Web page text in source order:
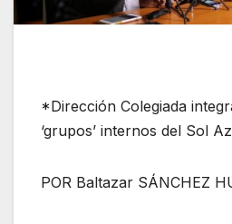
*Dirección Colegiada
‘grupos’ internos del Sol
POR Baltazar SÁNCHEZ